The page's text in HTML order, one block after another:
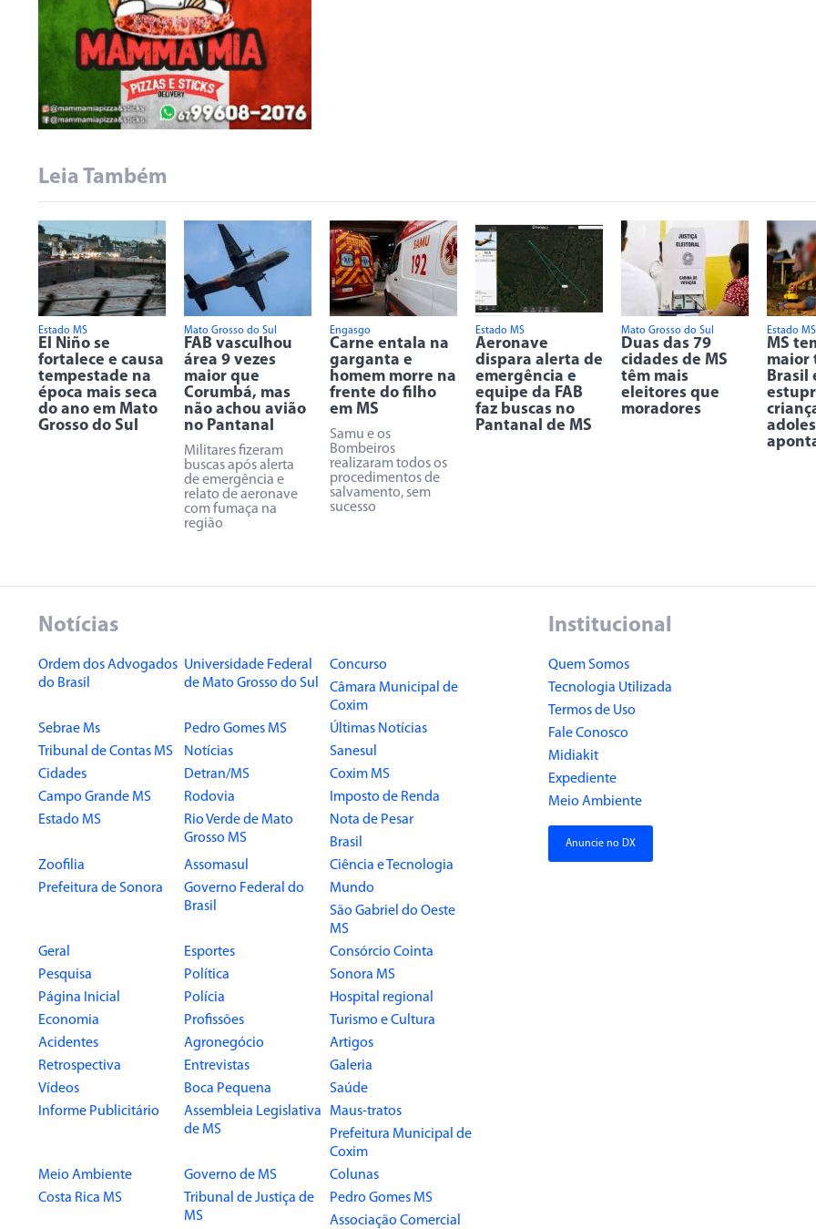
Leia Também
Estado MS
El Niño se
fortalece e causa
tempestade na
época mais seca
do ano em Mato
Grosso do Sul
Mato Grosso do Sul
FAB vasculhou
área 9 vezes
maior que
Corumbá, mas
não achou avião
no Pantanal
Militares fizeram
buscas após alerta
de emergência e
relato de aeronave
com fumaça na
região
Engasgo
Carne entala na
garganta e
homem morre na
frente do filho
em MS
Samu e os
Bombeiros
realizaram todos os
procedimentos de
salvamento, sem
sucesso
Estado MS
Aeronave
dispara alerta de
emergência e
equipe da FAB
faz buscas no
Pantanal de MS
Mato Grosso do Sul
Duas das 79
cidades de MS
têm mais
eleitores que
moradores
Estado MS
MS
maior
Brasil
Notícias
Ordem dos Advogados
do Brasil
Universidade Federal
de Mato Grosso do Sul
Concurso
Câmara Municipal de
Coxim
Sebrae Ms
Pedro Gomes MS
Últimas Notícias
Tribunal de Contas MS
Notícias
Sanesul
Cidades
Detran/MS
Coxim MS
Campo Grande MS
Rodovia
Imposto de Renda
Estado MS
Rio Verde de Mato
Grosso MS
Nota de Pesar
Brasil
Zoofilia
Assomasul
Ciência e Tecnologia
Prefeitura de Sonora
Governo Federal do
Brasil
Mundo
São Gabriel do Oeste
MS
Geral
Esportes
Consórcio Cointa
Pesquisa
Política
Sonora MS
Página Inicial
Polícia
Hospital regional
Economia
Profissões
Turismo e Cultura
Acidentes
Agronegócio
Artigos
Retrospectiva
Entrevistas
Galeria
Vídeos
Boca Pequena
Saúde
Informe Publicitário
Assembleia Legislativa
de MS
Maus-tratos
Prefeitura Municipal de
Coxim
Meio Ambiente
Governo de MS
Colunas
Costa Rica MS
Tribunal de Justiça de
MS
Pedro Gomes MS
Associação Comercial
Institucional
Quem Somos
Tecnologia Utilizada
Termos de Uso
Fale Conosco
Midiakit
Expediente
Meio Ambiente
Anuncie no DX